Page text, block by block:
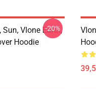
Vlone Earth,
Hoodie
-20%